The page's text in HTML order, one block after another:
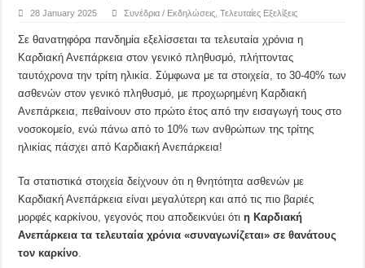
28 January 2025 Συνέδρια / Εκδηλώσεις ,Τελευταίες Εξελίξεις
Σε θανατηφόρα πανδημία εξελίσσεται τα τελευταία χρόνια η
Καρδιακή Ανεπάρκεια στον γενικό πληθυσμό, πλήττοντας
ταυτόχρονα την τρίτη ηλικία. Σύμφωνα με τα στοιχεία, το 30-40% των
ασθενών στον γενικό πληθυσμό, με προχωρημένη Καρδιακή
Ανεπάρκεια, πεθαίνουν στο πρώτο έτος από την εισαγωγή τους στο
νοσοκομείο, ενώ πάνω από το 10% των ανθρώπων της τρίτης
ηλικίας πάσχει από Καρδιακή Ανεπάρκεια!
Τα στατιστικά στοιχεία δείχνουν ότι η θνητότητα ασθενών με
Καρδιακή Ανεπάρκεια είναι μεγαλύτερη και από τις πιο βαριές
μορφές καρκίνου, γεγονός που αποδεικνύει ότιη Καρδιακή
Ανεπάρκεια τα τελευταία χρόνια «συναγωνίζεται» σε θανάτους
τον καρκίνο